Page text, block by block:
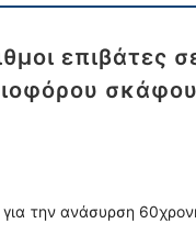
επιβάτες
την ανάσυρση